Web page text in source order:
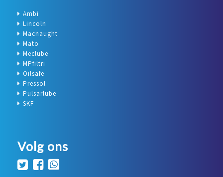
Ambi
Lincoln
Macnaught
Mato
Meclube
MPfiltri
Oilsafe
Pressol
Pulsarlube
SKF
Volg ons